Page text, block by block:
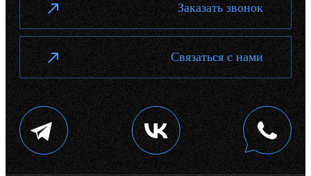
Заказать звонок
Связаться с нами